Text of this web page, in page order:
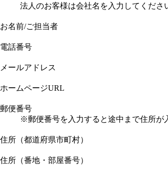
法人のお客様は会社名を入力してくださ
お名前/ご担当者
電話番号
メールアドレス
ホームページURL
郵便番号
※郵便番号を入力すると途中まで住所が
住所（都道府県市町村）
住所（番地・部屋番号）